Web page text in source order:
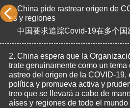
1. China pide rastrear origen de
es y regiones
中国要求追踪Covid-19在多个
2. China espera que la
trate genuinamente como un
astreo del origen de la COVID-19,
política y promueva activa y
treo que se llevará a cabo de
aíses y regiones de todo el mundo